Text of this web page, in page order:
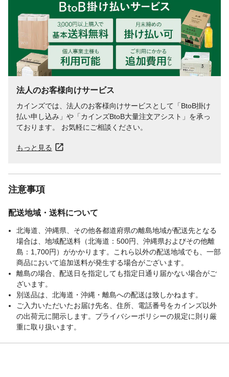
法人のお客様向けサービス
カインズでは、法人のお客様向けサービスとして「BtoB掛け
払い申し込み」や「カインズBtoB大量注文アシスト」を承っ
ております。 お気軽にご相談ください。
もっと見る
注意事項
配送地域・送料について
北海道、沖縄県、その他各都道府県の離島地域が配送先となる
場合は、地域配送料（北海道：500円、沖縄県およびその他離
島：1,700円）がかかります。これら以外の配送地域でも、一部
商品において追加送料が発生する場合がございます。
離島の場合、配送日を指定しても指定日通り届かない場合がご
ざいます。
別送品は、北海道・沖縄・離島への配送は致しかねます。
ご入力いただいたお届け先名、住所、電話番号をカインズ以外
の出荷元に開示します。プライバシーポリシーの規定に則り厳
重に取り扱います。